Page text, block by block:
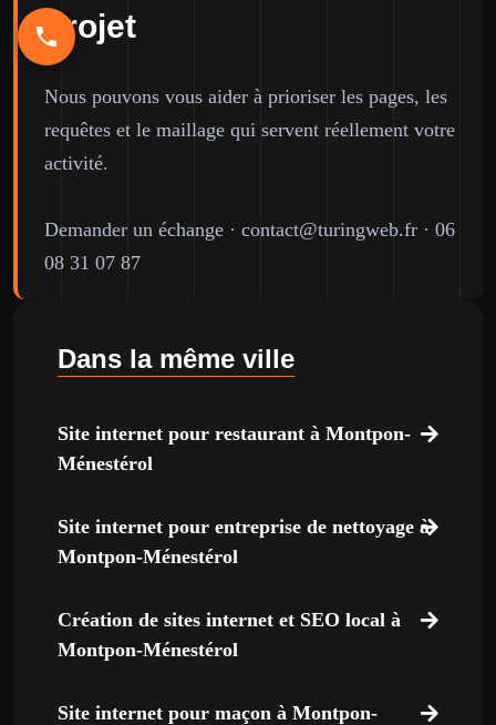
projet
Nous pouvons vous aider à prioriser les pages, les
requêtes et le maillage qui servent réellement votre
activité.
Demander un échange · contact@turingweb.fr · 06
08 31 07 87
Dans la même ville
Site internet pour restaurant à Montpon-
Ménestérol
Site internet pour entreprise de nettoyage à
Montpon-Ménestérol
Création de sites internet et SEO local à
Montpon-Ménestérol
Site internet pour maçon à Montpon-